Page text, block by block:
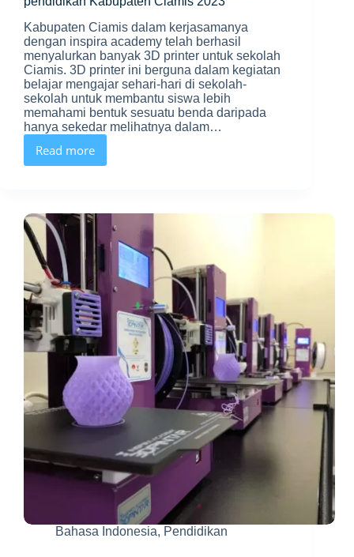
Kabupaten Ciamis dalam kerjasamanya
dengan inspira academy telah berhasil
menyalurkan banyak 3D printer untuk sekolah
Ciamis. 3D printer ini berguna dalam kegiatan
belajar mengajar sehari-hari di sekolah-
sekolah untuk membantu siswa lebih
memahami bentuk sesuatu benda daripada
hanya sekedar melihatnya dalam…
Read more
3D
printer
dalam
Expo
pendidikan
Kabupaten
Ciamis
2023
Bahasa Indonesia, Pendidikan